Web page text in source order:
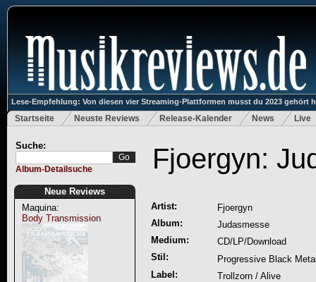
Lese-Empfehlung: Von diesen vier Streaming-Plattformen musst du 2023 gehört
Startseite Neuste Reviews Release-Kalender News Live
Suche:
Album-Detailsuche
Neue Reviews
Maquina:
Body Transmission
Fjoergyn:
Artist:
Fjoergyn
Album:
Judasmesse
Medium:
CD/LP/Download
Stil:
Progressive Black
Label:
Trollzorn / Alive